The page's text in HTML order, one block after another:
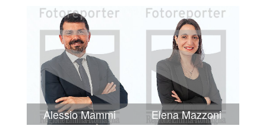
Alessio Mammi Elena Mazzoni